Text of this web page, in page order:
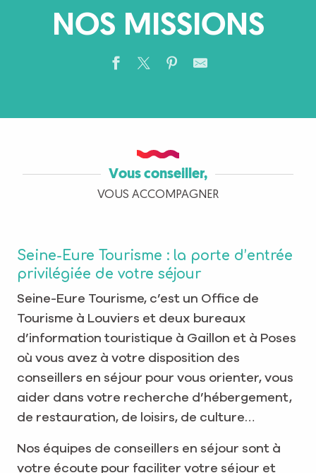
NOS MISSIONS
Vous conseiller,
VOUS ACCOMPAGNER
Seine-Eure Tourisme : la porte d’entrée
privilégiée de votre séjour
Seine-Eure Tourisme, c’est un Office de
Tourisme à Louviers et deux bureaux
d’information touristique à Gaillon et à Poses
où vous avez à votre disposition des
conseillers en séjour pour vous orienter, vous
aider dans votre recherche d’hébergement,
de restauration, de loisirs, de culture…
Nos équipes de conseillers en séjour sont à
votre écoute pour faciliter votre séjour et